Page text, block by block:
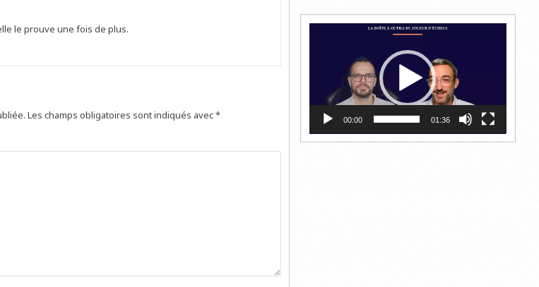
le prouve une fois de plus.
Les champs obligatoires sont indiqués avec*
00:00 01:36